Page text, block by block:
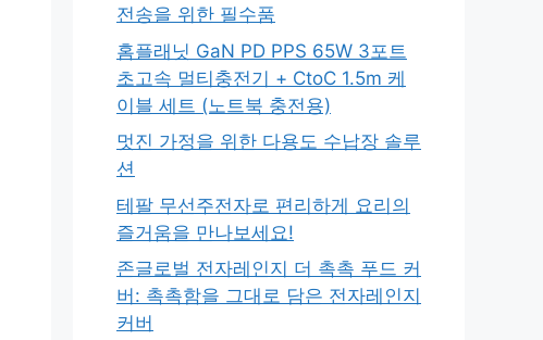
전송을 위한 필수품
홈플래닛 GaN PD PPS 65W 3포트
초고속 멀티충전기 + CtoC 1.5m 케
이블 세트 (노트북 충전용)
멋진 가정을 위한 다용도 수납장 솔루
션
테팔 무선주전자로 편리하게 요리의
즐거움을 만나보세요!
존글로벌 전자레인지 더 촉촉 푸드 커
버: 촉촉함을 그대로 담은 전자레인지
커버